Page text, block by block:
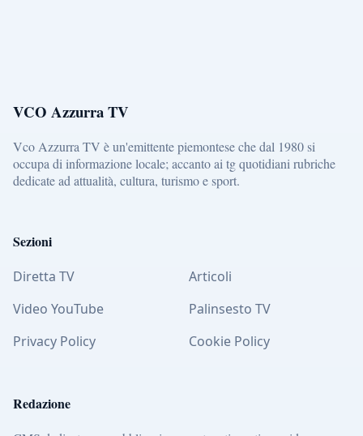
VCO Azzurra TV
Vco Azzurra TV è un'emittente piemontese che dal 1980 si
occupa di informazione locale; accanto ai tg quotidiani rubriche
dedicate ad attualità, cultura, turismo e sport.
Sezioni
Diretta TV
Articoli
Video YouTube
Palinsesto TV
Privacy Policy
Cookie Policy
Redazione